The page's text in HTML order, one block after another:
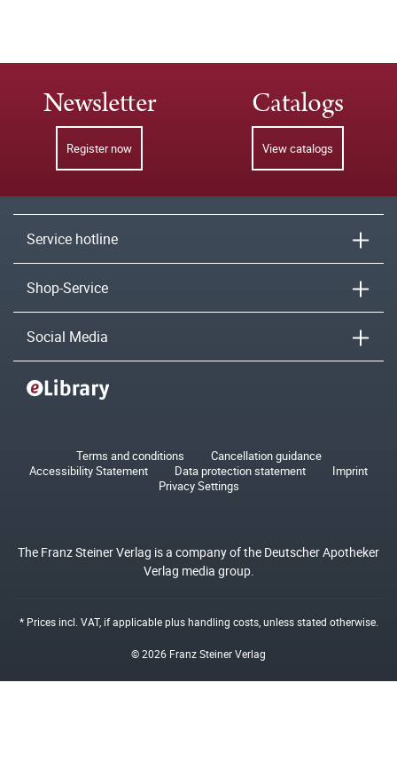
Newsletter
Register now
Catalogs
View catalogs
Service hotline
Shop-Service
Social Media
Terms and conditions
Cancellation guidance
Accessibility Statement
Data protection statement
Imprint
Privacy Settings
The Franz Steiner Verlag is a company of the Deutscher Apotheker
Verlag media group.
* Prices incl. VAT, if applicable plushandling costs, unless stated otherwise.
© 2026 Franz Steiner Verlag